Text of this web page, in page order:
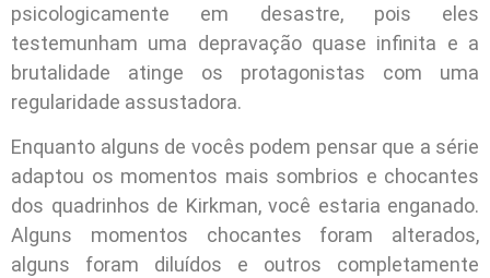
psicologicamente em desastre, pois eles
testemunham uma depravação quase infinita e a
brutalidade atinge os protagonistas com uma
regularidade assustadora.
Enquanto alguns de vocês podem pensar que a série
adaptou os momentos mais sombrios e chocantes
dos quadrinhos de Kirkman, você estaria enganado.
Alguns momentos chocantes foram alterados,
alguns foram diluídos e outros completamente